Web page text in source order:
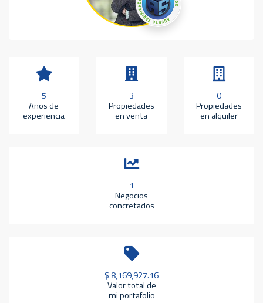
5
Años de
experiencia
3
Propiedades
en venta
0
Propiedades
en alquiler
1
Negocios
concretados
$ 8,169,927.16
Valor total de
mi portafolio